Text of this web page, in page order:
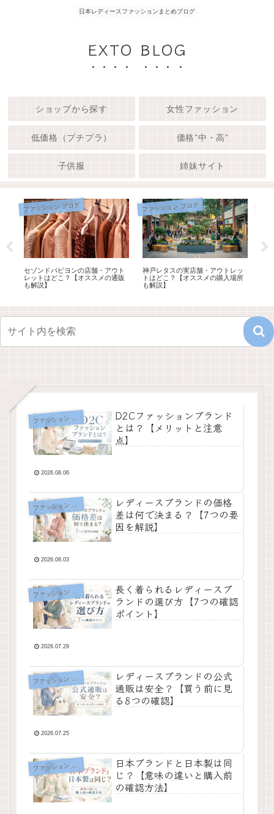
日本レディースファッションまとめブログ
EXTO BLOG
ショップから探す 女性ファッション
低価格（プチプラ） 価格”中・高”
子供服 姉妹サイト
ファッション ブログ
セゾンドパピヨンの店舗・アウト
レットはどこ？【オススメの通販
も解説】
ファッション ブログ
神戸レタスの実店舗・アウトレッ
トはどこ？【オススメの購入場所
も解説】
フ
ァッション ブログ
D2Cファッションブランド
とは？【メリットと注意
点】
2026.08.06
フ
ァッション ブログ
レディースブランドの価格
差は何で決まる？【7つの要
因を解説】
2026.08.03
フ
ァッション ブログ
長く着られるレディースブ
ランドの選び方【7つの確認
ポイント】
2026.07.29
フ
ァッション ブログ
レディースブランドの公式
通販は安全？【買う前に見
る8つの確認】
2026.07.25
フ
ァッション ブログ
日本ブランドと日本製は同
じ？【意味の違いと購入前
の確認方法】